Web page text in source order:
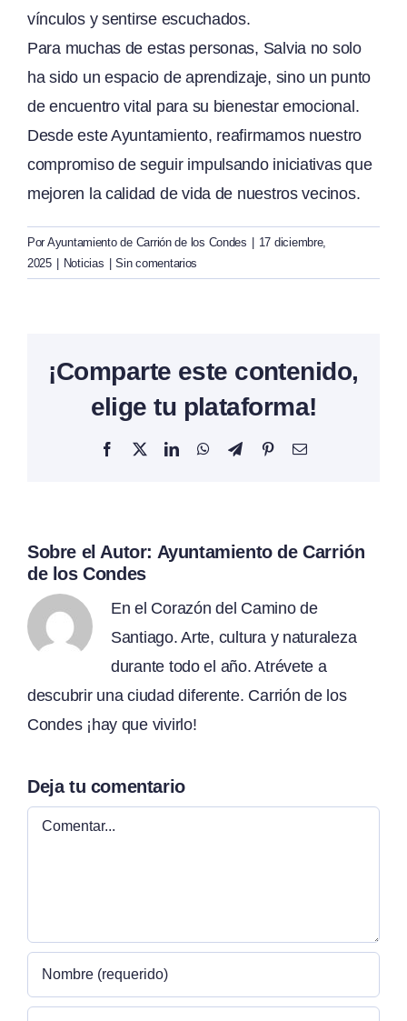
vínculos y sentirse escuchados.
Para muchas de estas personas, Salvia no solo
ha sido un espacio de aprendizaje, sino un punto
de encuentro vital para su bienestar emocional.
Desde este Ayuntamiento, reafirmamos nuestro
compromiso de seguir impulsando iniciativas que
mejoren la calidad de vida de nuestros vecinos.
Por Ayuntamiento de Carrión de los Condes
17 diciembre,
2025
Noticias Sin comentarios
¡Comparte este contenido,
elige tu plataforma!
Facebook
X LinkedInWhatsAppTelegramPinterestCorreo
Sobre el Autor: Ayuntamiento de Carrión
de los Condes
En el Corazón del Camino de
Santiago. Arte, cultura y naturaleza
durante todo el año. Atrévete a
descubrir una ciudad diferente. Carrión de los
Condes ¡hay que vivirlo!
Deja tu comentario
Comentar